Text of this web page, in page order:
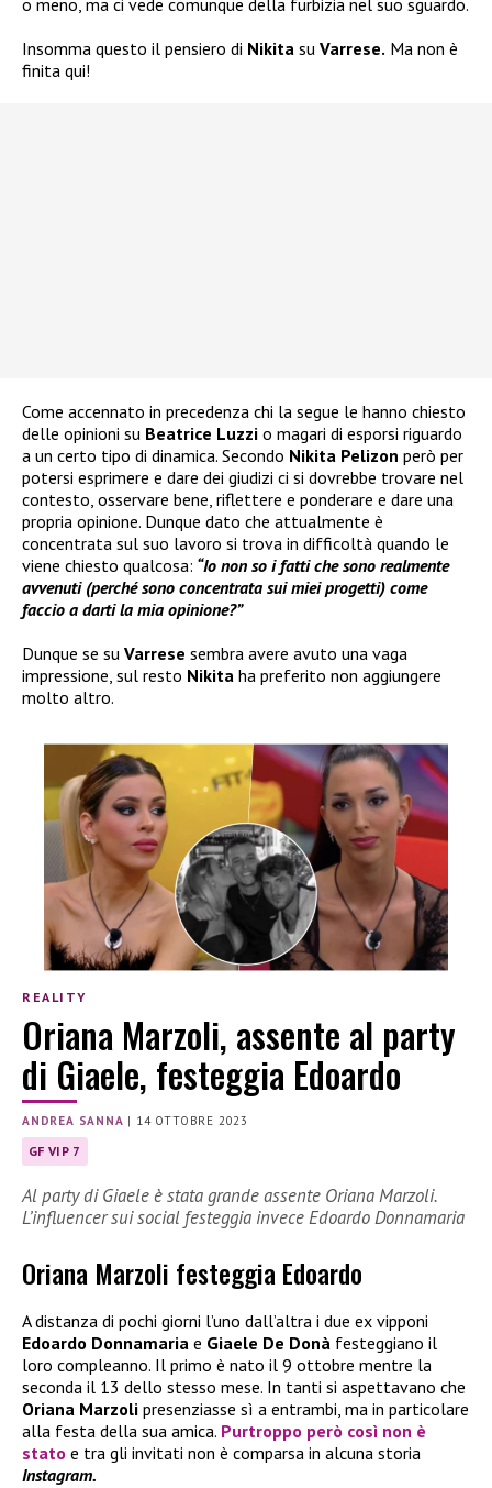
Insomma questo il pensiero di Nikita su Varrese. Ma non è
finita qui!
Come accennato in precedenza chi la segue le hanno chiesto
delle opinioni su Beatrice Luzzi o magari di esporsi riguardo
a un certo tipo di dinamica. Secondo Nikita Pelizon però per
potersi esprimere e dare dei giudizi ci si dovrebbe trovare nel
contesto, osservare bene, riflettere e ponderare e dare una
propria opinione. Dunque dato che attualmente è
concentrata sul suo lavoro si trova in difficoltà quando le
viene chiesto qualcosa: “Io non so i fatti che sono realmente
avvenuti (perché sono concentrata sui miei progetti) come
faccio a darti la mia opinione?”
Dunque se su Varrese sembra avere avuto una vaga
impressione, sul resto Nikita ha preferito non aggiungere
molto altro.
REALITY
Oriana Marzoli, assente al party
di Giaele, festeggia Edoardo
ANDREA SANNA | 14 OTTOBRE 2023
GF VIP 7
Al party di Giaele è stata grande assente Oriana Marzoli.
L’influencer sui social festeggia invece Edoardo Donnamaria
Oriana Marzoli festeggia Edoardo
A distanza di pochi giorni l’uno dall’altra i due ex vipponi
Edoardo Donnamaria e Giaele De Donà festeggiano il
loro compleanno. Il primo è nato il 9 ottobre mentre la
seconda il 13 dello stesso mese. In tanti si aspettavano che
Oriana Marzoli presenziasse sì a entrambi, ma in particolare
alla festa della sua amica. Purtroppo però così non è
stato e tra gli invitati non è comparsa in alcuna storia
Instagram.